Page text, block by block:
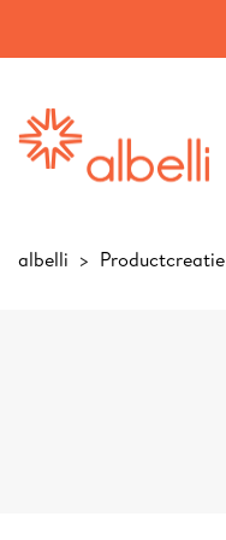
albelli Productcreatie